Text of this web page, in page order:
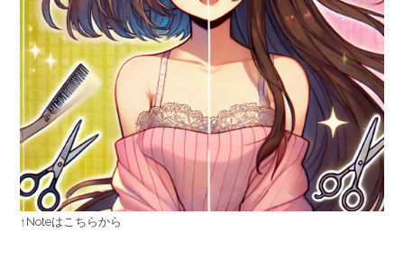
↑Noteはこちらから